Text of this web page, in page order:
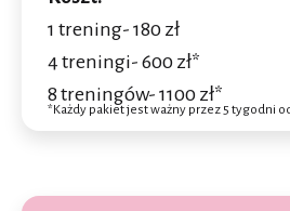
1 trening- 180 zł
4 treningi- 600 zł*
8 treningów- 1100 zł*
*Każdy pakiet jest ważny przez 5 tygodni